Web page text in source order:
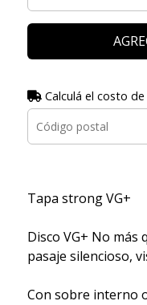
Calculá el costo de
Tapa strong VG+
Disco VG+ No
pasaje silencioso,
Con sobre interno